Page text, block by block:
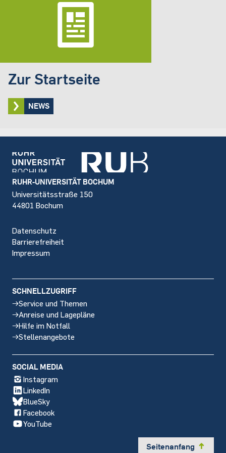
Zur Startseite
NEWS
Footer
RUHR-UNIVERSITÄT BOCHUM
Universitätsstraße 150
44801 Bochum
Datenschutz
Barrierefreiheit
Impressum
SCHNELLZUGRIFF
Service und Themen
Anreise und Lagepläne
Hilfe im Notfall
Stellenangebote
SOCIAL MEDIA
Instagram
LinkedIn
BlueSky
Facebook
YouTube
Seitenanfang y